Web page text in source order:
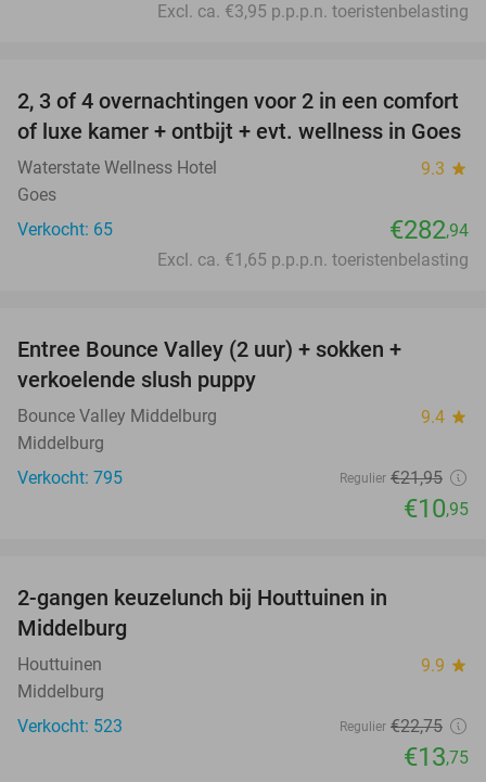
Excl. ca. €3,95 p.p.p.n. toeristenbelasting
2, 3 of 4 overnachtingen voor 2 in een comfort
of luxe kamer + ontbijt + evt. wellness in Goes
Waterstate Wellness Hotel 9.3 star
Goes
Verkocht: 65
€282,94
Excl. ca. €1,65 p.p.p.n. toeristenbelasting
Entree Bounce Valley (2 uur) + sokken +
verkoelende slush puppy
Bounce Valley Middelburg 9.4 star
Middelburg
Verkocht: 795
Regulier €21,95
€10,95
2-gangen keuzelunch bij Houttuinen in
Middelburg
Houttuinen 9.9 star
Middelburg
Verkocht: 523
Regulier €22,75
€13,75